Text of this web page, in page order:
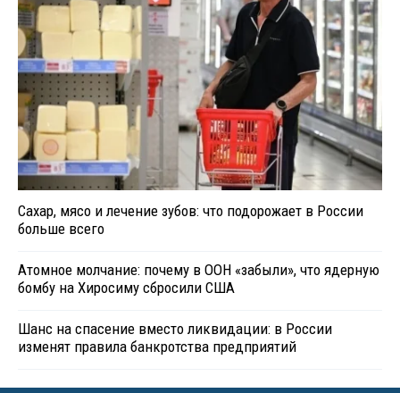
Сахар, мясо и лечение зубов: что подорожает в России
больше всего
Атомное молчание: почему в ООН «забыли», что ядерную
бомбу на Хиросиму сбросили США
Шанс на спасение вместо ликвидации: в России
изменят правила банкротства предприятий